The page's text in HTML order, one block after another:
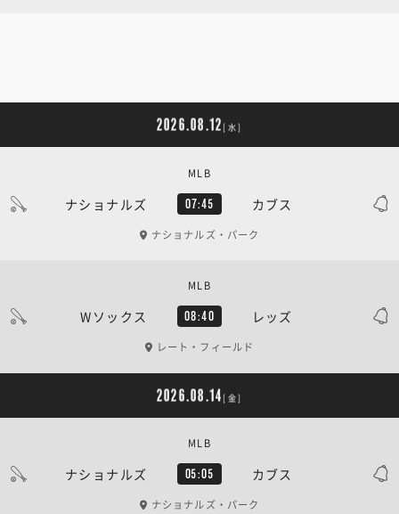
2026.08.12 [水]
ナショナルズ 07:45 カブス
MLB
ナショナルズ・パーク
Wソックス 08:40 レッズ
MLB
レート・フィールド
2026.08.14 [金]
ナショナルズ 05:05 カブス
MLB
ナショナルズ・パーク